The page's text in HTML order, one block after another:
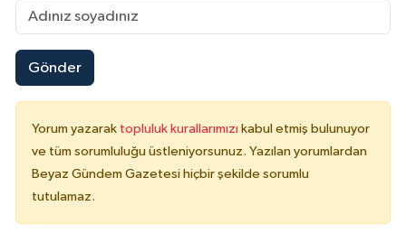
Gönder
Yorum yazarak topluluk kurallarımızı kabul etmiş bulunuyor
ve tüm sorumluluğu üstleniyorsunuz. Yazılan yorumlardan
Beyaz Gündem Gazetesi hiçbir şekilde sorumlu
tutulamaz.